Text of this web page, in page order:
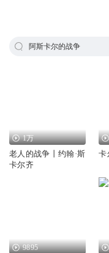
阿斯卡尔的战争
1万
老人的战争丨约翰·斯
卡尔齐
卡
9895